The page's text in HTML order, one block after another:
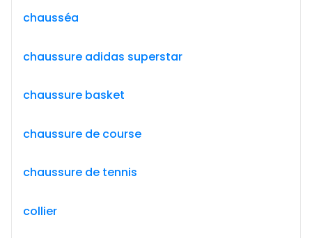
chausséa
chaussure adidas superstar
chaussure basket
chaussure de course
chaussure de tennis
collier